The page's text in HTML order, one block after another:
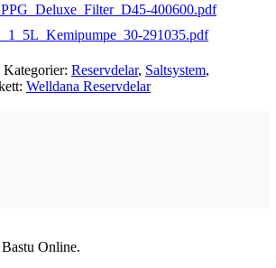
400600.pdf
291035.pdf
Kategorier: Reservdelar, Saltsystem,
Welldana Reservdelar
Online.